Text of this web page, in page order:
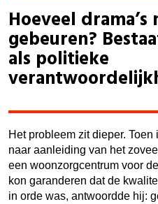
Hoeveel
gebeuren?
als politieke
Het probleem zit dieper. Toen
naar aanleiding van het
een woonzorgcentrum voor
kon garanderen dat de
in orde was, antwoordde hij: